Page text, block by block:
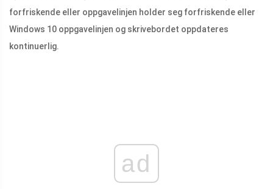
forfriskende eller oppgavelinjen holder seg forfriskende eller
Windows 10 oppgavelinjen og skrivebordet oppdateres
kontinuerlig.
ad